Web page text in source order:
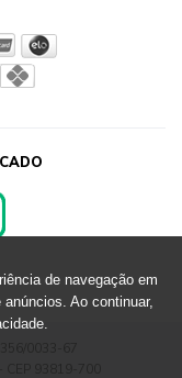
0033-67
de navegação em
Ao continuar,